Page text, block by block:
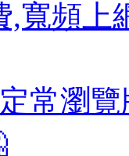
,寬頻上
常瀏